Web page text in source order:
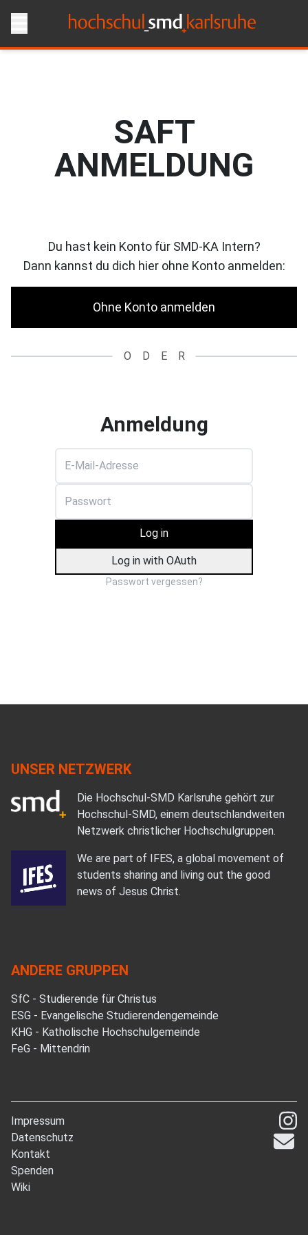
SAFT
ANMELDUNG
Du hast kein Konto für SMD-KA Intern?
Dann kannst du dich hier ohne Konto anmelden:
Ohne Konto anmelden
ODER
Anmeldung
Log in
Log in with OAuth
Passwort vergessen?
UNSER NETZWERK
Die Hochschul-SMD Karlsruhe gehört zur
Hochschul-SMD, einem deutschlandweiten
Netzwerk christlicher Hochschulgruppen.
We are part of IFES, a global movement of
students sharing and living out the good
news of Jesus Christ.
ANDERE GRUPPEN
SfC - Studierende für Christus
ESG - Evangelische Studierendengemeinde
KHG - Katholische Hochschulgemeinde
FeG - Mittendrin
Impressum
Datenschutz
Kontakt
Spenden
Wiki